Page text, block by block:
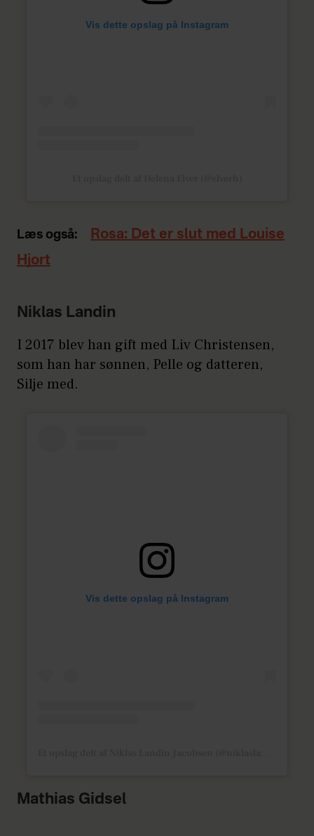
Vis dette opslag på Instagram
Læs også:
Rosa: Det er slut med Louise
Hjort
Niklas Landin
I 2017 blev han gift med Liv Christensen,
som han har sønnen, Pelle og datteren,
Silje med.
Vis dette opslag på Instagram
Mathias Gidsel